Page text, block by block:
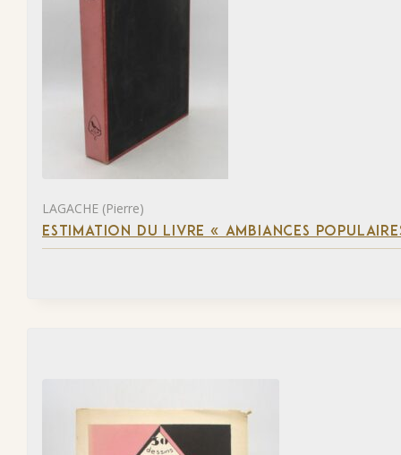
LAGACHE (Pierre)
ESTIMATION DU LIVRE « AMBIANCES